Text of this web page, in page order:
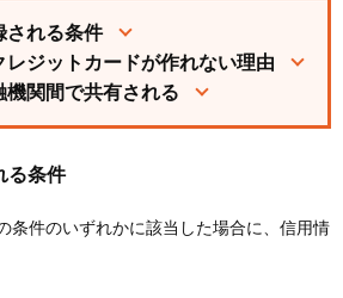
される条件
レジットカードが作れない理由
機関間で共有される
る条件
条件のいずれかに該当した場合に、信用情